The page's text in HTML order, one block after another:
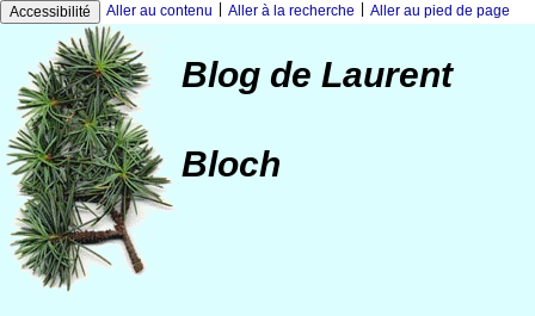
Accessibilité Aller au contenu Aller à la recherche Aller au pied de page
Blog de Laurent
Bloch